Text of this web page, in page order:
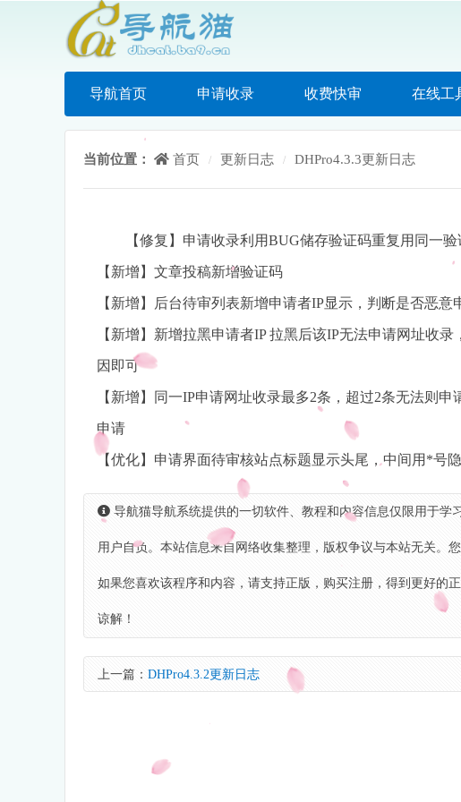
导航首页 申请收录 收费快审 在线工
当前位置： 首页 / 更新日志 / DHPro4.3.3更新日志
【修复】申请收录利用BUG储存验证码重复用同一
【新增】文章投稿新增验证码
【新增】后台待审列表新增申请者IP显示，判断是否恶意
【新增】新增拉黑申请者IP 拉黑后该IP无法申请网址收
因即可
【新增】同一IP申请网址收录最多2条，超过2条无法则
申请
【优化】申请界面待审核站点标题显示头尾，中间用*号
导航猫导航系统提供的一切软件、教程和内容信息仅限用于
用户自负。本站信息来自网络收集整理，版权争议与本站无关。
如果您喜欢该程序和内容，请支持正版，购买注册，得到更好的
谅解！
上一篇： DHPro4.3.2更新日志